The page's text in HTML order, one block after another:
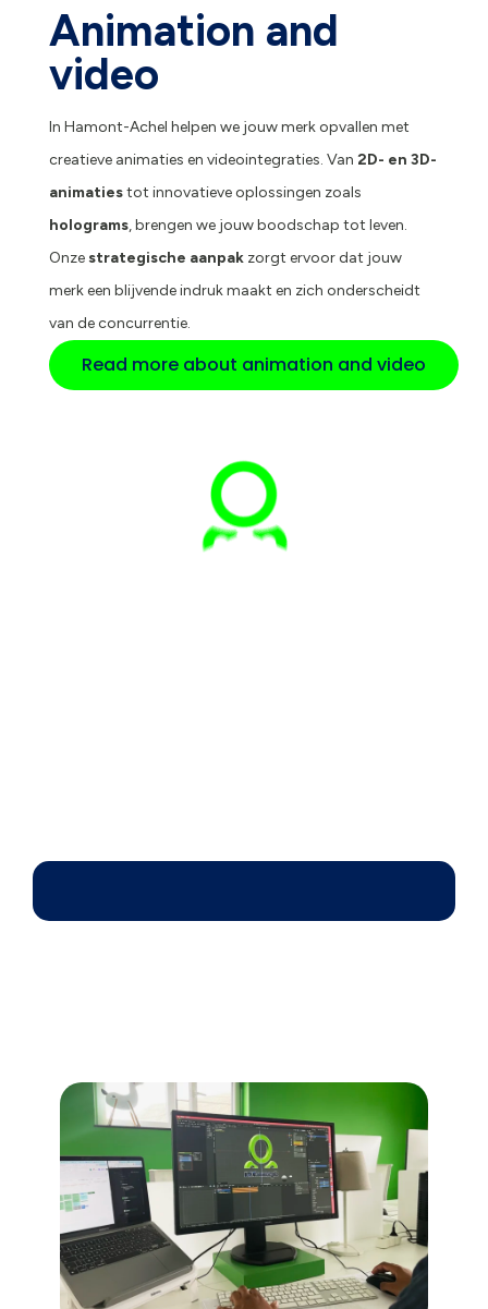
Animation and
video
In Hamont-Achel helpen we jouw merk opvallen met
creatieve animaties en videointegraties. Van 2D- en 3D-
animatiestot innovatieve oplossingen zoals
holograms, brengen we jouw boodschap tot leven.
Onzestrategische aanpakzorgt ervoor dat jouw
merk een blijvende indruk maakt en zich onderscheidt
van de concurrentie.
Read more about animation and video